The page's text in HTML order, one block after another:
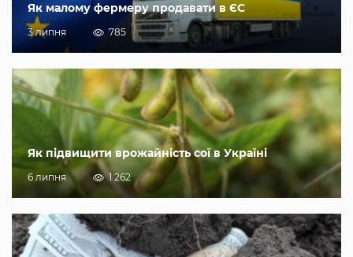
Як малому фермеру продавати в ЄС
3 липня 785
Як підвищити врожайність сої в Україні
6 липня 1 262